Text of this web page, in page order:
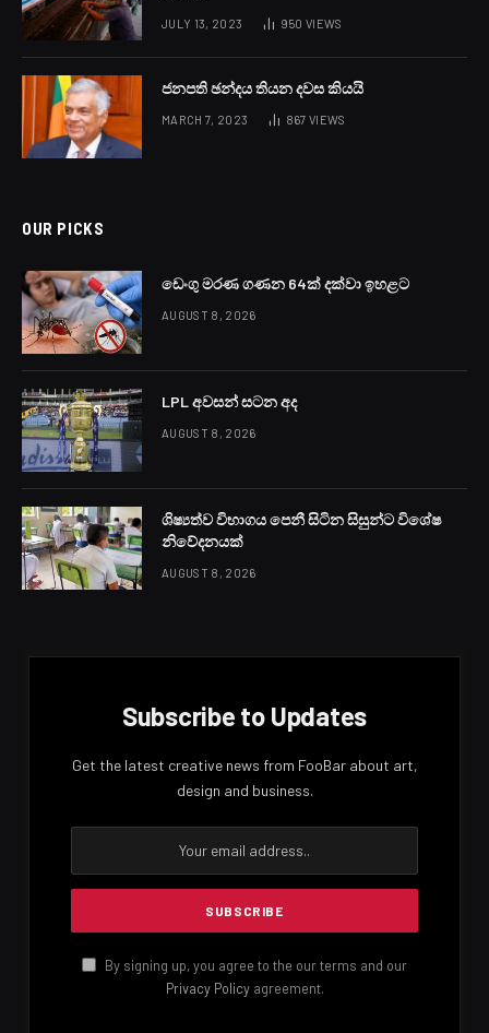
කාලයක් තුළ කඩිනමින් සකස් කළ බ්ලුමැන්ඩල් පරිශ්‍රයේ
අක්කර 2.5 ක පමණ කොටසක් තාවකාලිකව බහාලුම්
අංගනයක් ලෙස ඊයේ (3) විවෘත කළේය.
කොළඹ වරායේ බහාලුම් තදබදය පසුගිය සති කිහිපයේ රටේ
වඩාත් අවදානය යොමුවූ ගැටලුවක් විය. බහාලුම් 300 කට
ආසන්න ප්‍රමාණයක් නිසි පරිදි පරීක්ෂණ කිරීම සඳහා වරාය තුළ
අවම වශයෙන් දින තුනක පමණ කාලයක් ගතවීමෙන් තදබදය
ඉහළ ගියේය.
එම ගැටලුවට සෘජුව මැදිහත් වු ජනාධිපති අනුර කුමාර
භාර දීමට තීරණය කළේය.
වරාය අධිකාරියේ සභාපති වයිස් අද්මිරාල් සිරිමෙවන් රණසිංහ
කටයුතු සියල්ල ශ්‍රී ලංකා රේගුව මත පැවරී ඇති බවයි.
FacebookTwitter Pinterest LinkedInReddit